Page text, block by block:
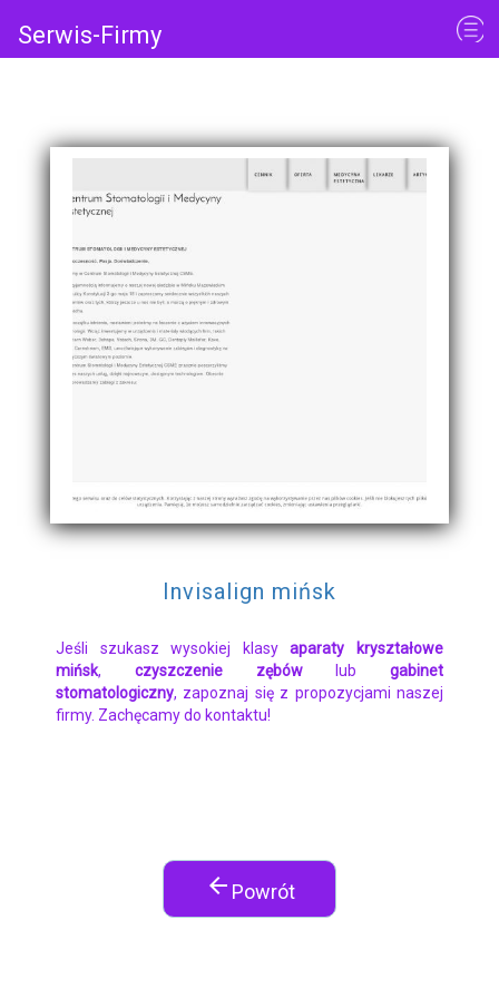
Serwis-Firmy
Invisalign mińsk
Jeśli szukasz wysokiej klasyaparaty kryształowe
mińsk, czyszczenie zębówlub gabinet
stomatologiczny, zapoznaj się z propozycjami naszej
firmy. Zachęcamy do kontaktu!
arrow_back Powrót